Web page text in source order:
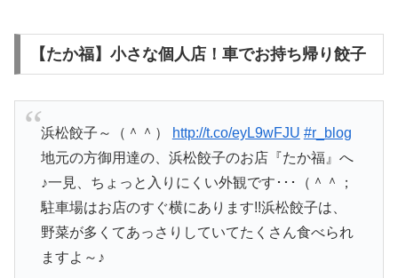
【たか福】小さな個人店！車でお持ち帰り餃子
浜松餃子～（＾＾） http://t.co/eyL9wFJU #r_blog
地元の方御用達の、浜松餃子のお店『たか福』へ
♪一見、ちょっと入りにくい外観です･･･（＾＾；
駐車場はお店のすぐ横にあります!!浜松餃子は、
野菜が多くてあっさりしていてたくさん食べられ
ますよ～♪